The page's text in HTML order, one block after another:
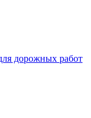
дорожных работ